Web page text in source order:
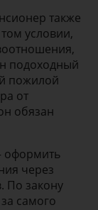
также
условии,
подоходный
пожилой
от
обязан
оформить
через
По закону
самого